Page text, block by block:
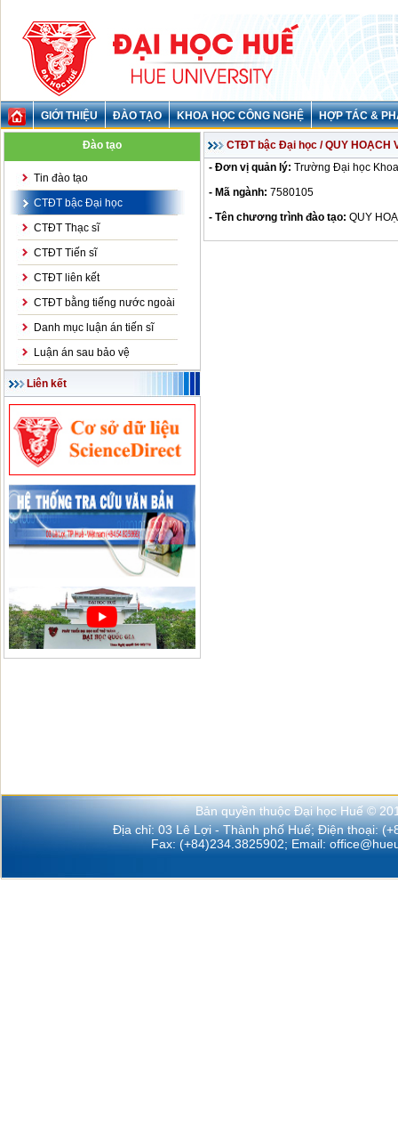
GIỚI THIỆU ĐÀO TẠO KHOA HỌC CÔNG NGHỆ HỢP TÁC &
Đào tạo
Tin đào tạo
CTĐT bậc Đại học
CTĐT Thạc sĩ
CTĐT Tiến sĩ
CTĐT liên kết
CTĐT bằng tiếng nước ngoài
Danh mục luận án tiến sĩ
Luận án sau bảo vệ
Liên kết
CTĐT bậc Đại học / QUY HOẠCH
- Đơn vị quản lý: Trường Đại học
- Mã ngành: 7580105
- Tên chương trình đào tạo: QUY
Bản quyền thuộc Đại học Huế ©
Địa chỉ: 03 Lê Lợi - Thành phố Huế; Điện thoại:
Fax: (+84)234.3825902; Email: